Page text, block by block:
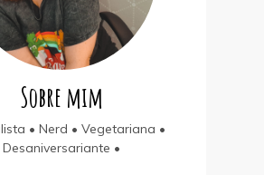
Sobre mim
• Nerd • Vegetariana •
Desaniversariante •